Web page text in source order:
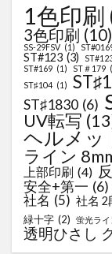
1色印刷
3色印刷 (10)
SS-29FSV (1)
ST#123 (3)
ST#169 (1) ST＃179
ST♯104 (1)
ST♯1830 (6)
UV転写
ヘルメッ
ライン
上部印刷 (4)
安全+第一 (6)
社名 (5) 社名 2
緑十字 (2) 蛍光ライ
透明ひさし